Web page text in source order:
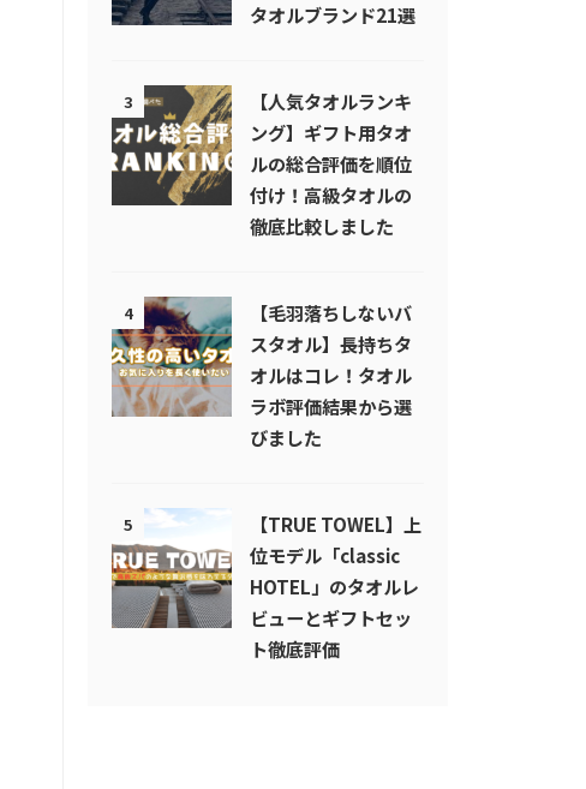
タオルブランド21選
3
【人気タオルランキ
ング】ギフト用タオ
ルの総合評価を順位
付け！高級タオルの
徹底比較しました
4
【毛羽落ちしないバ
スタオル】長持ちタ
オルはコレ！タオル
ラボ評価結果から選
びました
5
【TRUE TOWEL】上
位モデル「classic
HOTEL」のタオルレ
ビューとギフトセッ
ト徹底評価